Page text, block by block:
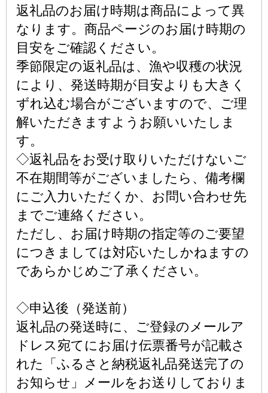
返礼品のお届け時期は商品によって異
なります。商品ページのお届け時期の
目安をご確認ください。
季節限定の返礼品は、漁や収穫の状況
により、発送時期が目安よりも大きく
ずれ込む場合がございますので、ご理
解いただきますようお願いいたしま
す。
◇返礼品をお受け取りいただけないご
不在期間等がございましたら、備考欄
にご入力いただくか、お問い合わせ先
までご連絡ください。
ただし、お届け時期の指定等のご要望
につきましては対応いたしかねますの
であらかじめご了承ください。
◇申込後（発送前）
返礼品の発送時に、ご登録のメールア
ドレス宛てにお届け伝票番号が記載さ
れた「ふるさと納税返礼品発送完了の
お知らせ」メールをお送りしておりま